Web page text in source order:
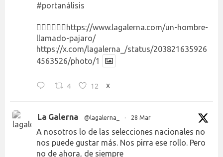
#portanálisis
👉🏻👉🏻👉🏻 https://www.lagalerna.com/un-hombre-
llamado-pajaro/
https://x.com/lagalerna_/status/203821635926
4563526/photo/1
4 12 X
La Galerna @lagalerna_ · 28 Mar
A nosotros lo de las selecciones nacionales no
nos puede gustar más. Nos pirra ese rollo. Pero
no de ahora, de siempre